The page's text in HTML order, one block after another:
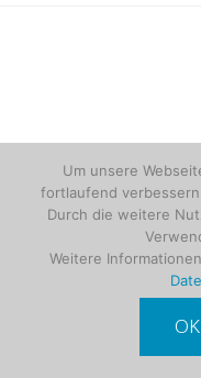
Um unsere
fortlaufend
Durch die weitere
Weitere
OK